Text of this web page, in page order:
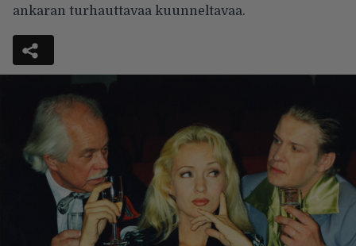
ankaran turhauttavaa kuunneltavaa.